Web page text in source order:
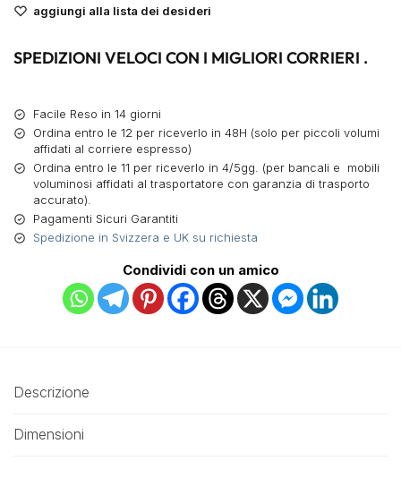
aggiungi alla lista dei desideri
SPEDIZIONI VELOCI CON I MIGLIORI CORRIERI .
Facile Reso in 14 giorni
Ordina entro le 12 per riceverlo in 48H (solo per piccoli volumi
affidati al corriere espresso)
Ordina entro le 11 per riceverlo in 4/5gg. (per bancali e mobili
voluminosi affidati al trasportatore con garanzia di trasporto
accurato).
Pagamenti Sicuri Garantiti
Spedizione in Svizzera e UK su richiesta
Condividi con un amico
Descrizione
Dimensioni